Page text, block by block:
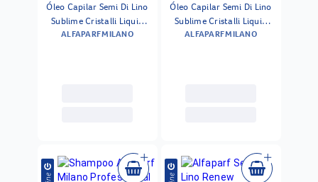
Óleo Capilar Semi Di Lino
Sublime Cristalli Liquid
Alfaparf Milano 15ml
ALFAPARF MILANO
Óleo Capilar Semi Di Lino
Sublime Cristalli Liquid
Alfaparf Milano 50ml
ALFAPARF MILANO